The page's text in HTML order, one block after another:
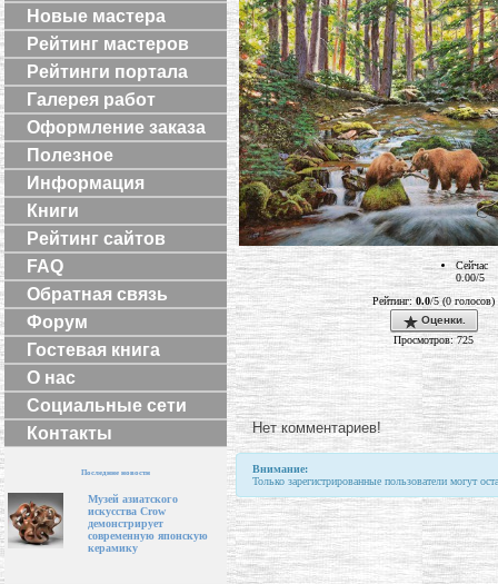
Новые мастера
Рейтинг мастеров
Рейтинги портала
Галерея работ
Оформление заказа
Полезное
Информация
Книги
Рейтинг сайтов
FAQ
Обратная связь
Форум
Гостевая книга
О нас
Социальные сети
Контакты
Последние новости
Музей азиатского
искусства Crow
демонстрирует
современную японскую
керамику
Сейчас
0.00/5
Рейтинг:0.0/5 (0 голосов)
Оценки.
Просмотров: 725
Нет комментариев!
Внимание:
Только зарегистрированные пользователи могут